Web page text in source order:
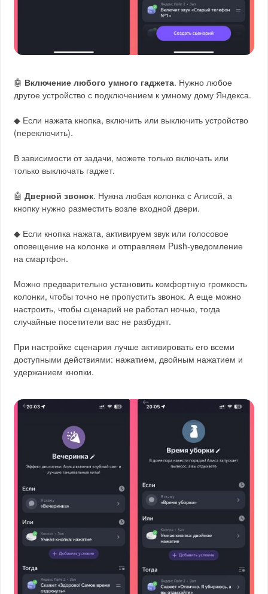
🤖 Включение любого умного гаджета. Нужно любое
другое устройство с подключением к умному дому Яндекса.
◆ Если нажата кнопка, включить или выключить устройство
(переключить).
В зависимости от задачи, можете только включать или
только выключать гаджет.
🤖Дверной звонок. Нужна любая колонка с Алисой, а
кнопку нужно разместить возле входной двери.
◆ Если кнопка нажата, активируем звук или голосовое
оповещение на колонке и отправляем Push-уведомление
на смартфон.
Можно предварительно установить комфортную громкость
колонки, чтобы точно не пропустить звонок. А еще можно
настроить, чтобы сценарий не работал ночью, тогда
случайные посетители вас не разбудят.
При настройке сценария лучше активировать его всеми
доступными действиями: нажатием, двойным нажатием и
удержанием кнопки.